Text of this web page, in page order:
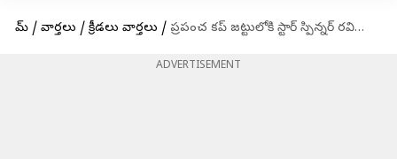
హోమ్ / వార్తలు / క్రీడలు వార్తలు / ప్రపంచ కప్ జట్టులోకి స్టార్ స్పిన్నర్ రవిచంద్రన్ అశ్విన్.. చెప్పకనే చెప్పేసిన కెప్టెన్ రోహిత్
ADVERTISEMENT